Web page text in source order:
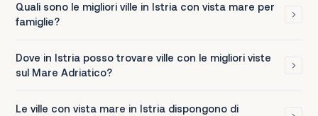
Quali sono le migliori ville in Istria con vista mare per
famiglie?
Dove in Istria posso trovare ville con le migliori viste
sul Mare Adriatico?
Le ville con vista mare in Istria dispongono di